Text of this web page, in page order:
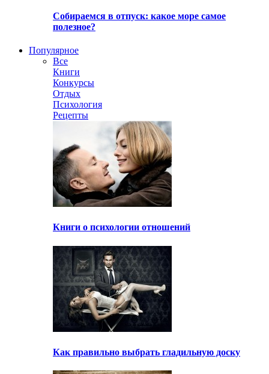
Собираемся в отпуск: какое море самое
полезное?
Популярное
Все
Книги
Конкурсы
Отдых
Психология
Рецепты
Книги о психологии отношений
Как правильно выбрать гладильную доску